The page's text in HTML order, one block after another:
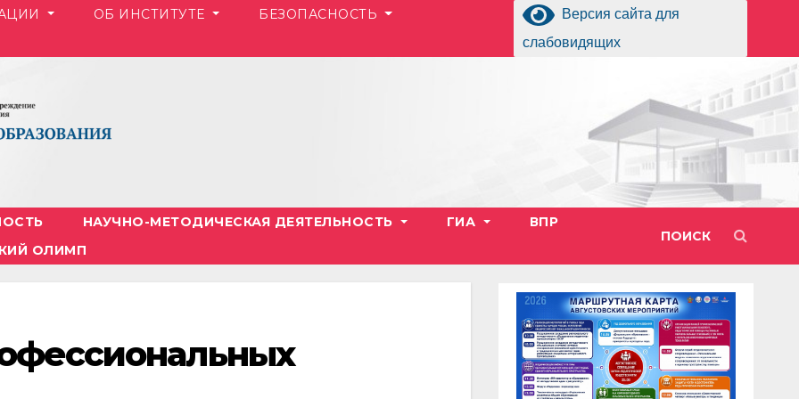
Версия сайта для
слабовидящих
ОБ ИНСТИТУТЕ
БЕЗОПАСНОСТЬ
ПОИСК
НАУЧНО-МЕТОДИЧЕСКАЯ ДЕЯТЕЛЬНОСТЬ ГИА
ВПР
ОЛИМП